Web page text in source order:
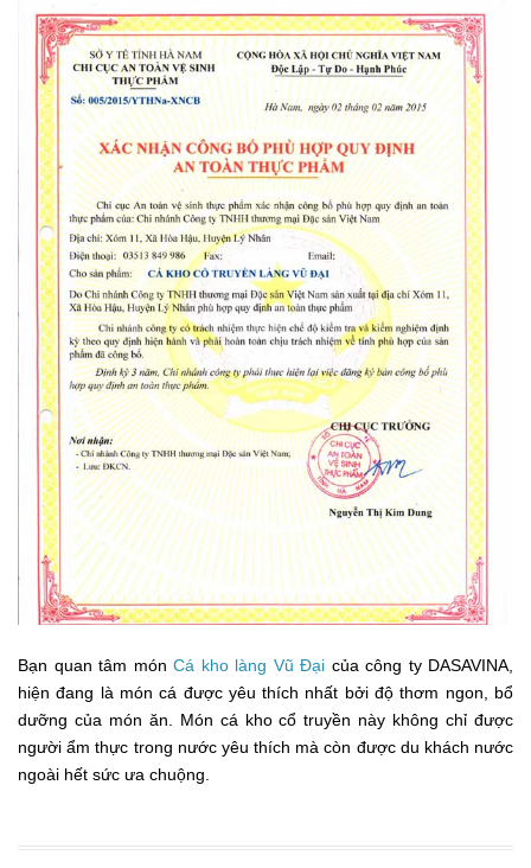
Bạn quan tâm món Cá kho làng Vũ Đại của công ty DASAVINA,
hiện đang là món cá được yêu thích nhất bởi độ thơm ngon, bổ
dưỡng của món ăn. Món cá kho cổ truyền này không chỉ được
người ẩm thực trong nước yêu thích mà còn được du khách nước
ngoài hết sức ưa chuộng.